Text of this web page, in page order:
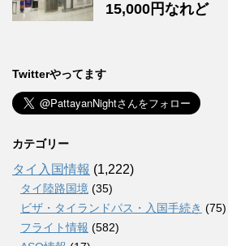
15,000円なれど
Twitterやってます
カテゴリー
タイ入国情報 (1,222)
タイ陸路国境 (35)
ビザ・タイランドパス・入国手続き (75)
フライト情報 (582)